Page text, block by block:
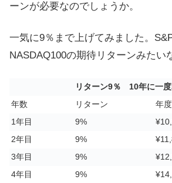
ーンが必要なのでしょうか。
一気に9％まで上げてみました。
NASDAQ100の期待リターンみたい
リターン9％ 10年に一
年数
リターン
年
1年目
9%
2年目
9%
3年目
9%
4年目
9%